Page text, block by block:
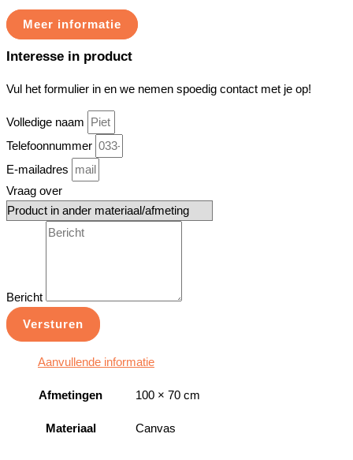
Meer informatie
Interesse in product
Vul het formulier in en we nemen spoedig contact met je op!
Volledige naam
Telefoonnummer
E-mailadres
Vraag over
Bericht
Versturen
Aanvullende informatie
Afmetingen 100 × 70 cm
Materiaal Canvas